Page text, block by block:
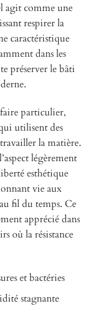
agit comme une
respirer la
caractéristique
dans les
préserver le bâti
particulier,
utilisent des
la matière.
légèrement
esthétique
vie aux
fil du temps. Ce
apprécié dans
où la résistance
et bactéries
stagnante